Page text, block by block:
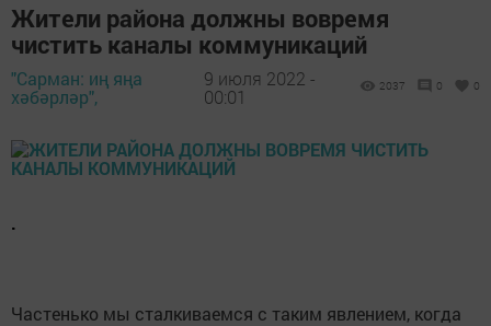
Жители района должны вовремя
чистить каналы коммуникаций
"Сарман: иң яңа
хәбәрләр",
9 июля 2022 -
00:01
2037 0 0
.
Частенько мы сталкиваемся с таким явлением, когда